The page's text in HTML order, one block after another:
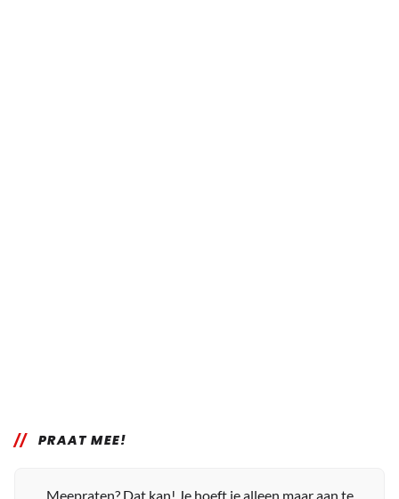
PRAAT MEE!
Meepraten? Dat kan! Je hoeft je alleen maar aan te